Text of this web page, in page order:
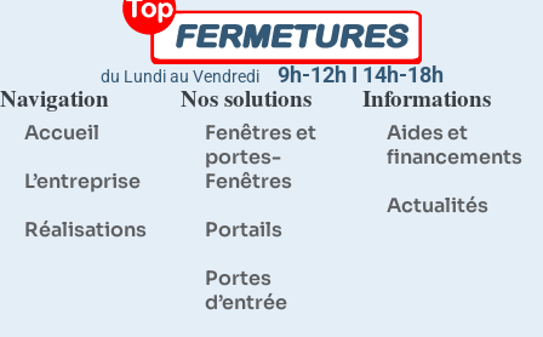
du Lundi au Vendredi 9h-12h I 14h-18h
Navigation
Accueil
L’entreprise
Réalisations
Nos solutions
Fenêtres et
portes-
Fenêtres
Portails
Portes
d’entrée
Informations
Aides et
financements
Actualités